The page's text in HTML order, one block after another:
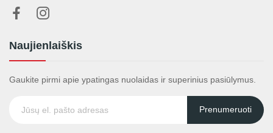
Naujienlaiškis
Gaukite pirmi apie ypatingas nuolaidas ir superinius pasiūlymus.
Prenumeruoti